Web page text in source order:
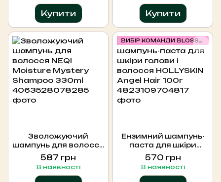
ПЛЮС 500 мл
Купити Купити
Зволожуючий
шампунь для волосся
NEQI Moisture
Mystery Shampoo
330ml
587 грн
В наявності
ВИБІР КОМАНДИ BLOSSOM
Ензимний шампунь-
паста для шкіри
голови і волосся
HOLLYSKIN Angel Hair
100г
570 грн
В наявності